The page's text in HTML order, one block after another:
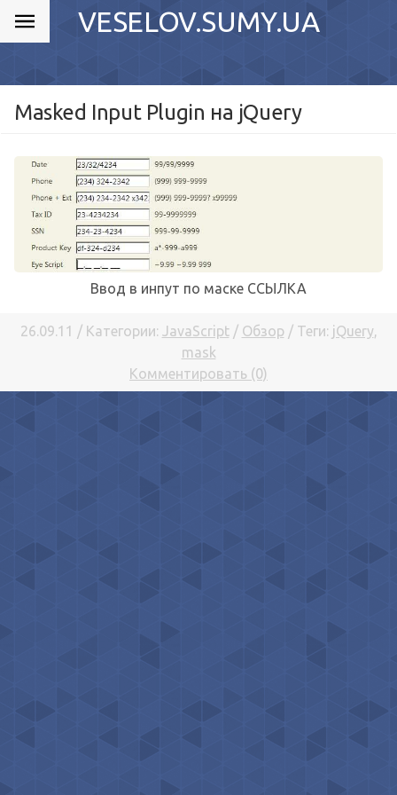
VESELOV.SUMY.UA
Masked Input Plugin на jQuery
Ввод в инпут по маске ССЫЛКА
26.09.11 / Категории: JavaScript/ Обзор / Теги: jQuery,
mask
Комментировать (0)